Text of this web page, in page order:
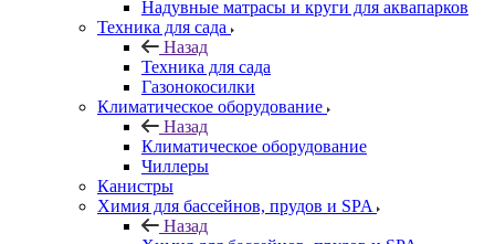
Надувные матрасы и круги для аквапарков
Техника для сада
Назад
Техника для сада
Газонокосилки
Климатическое оборудование
Назад
Климатическое оборудование
Чиллеры
Канистры
Химия для бассейнов, прудов и SPA
Назад